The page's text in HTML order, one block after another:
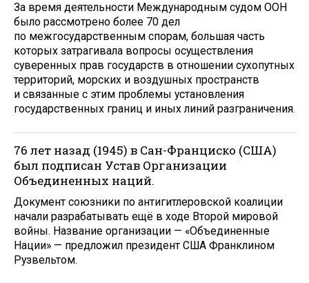
За время деятельности Международным судом ООН
было рассмотрено более 70 дел
по межгосударственным спорам, большая часть
которых затрагивала вопросы осуществления
суверенных прав государств в отношении сухопутных
территорий, морских и воздушных пространств
и связанные с этим проблемы установления
государственных границ и иных линий разграничения.
76 лет назад (1945) в Сан-Франциско (США)
был подписан Устав Организации
Объединенных наций.
Документ союзники по антигитлеровской коалиции
начали разрабатывать ещё в ходе Второй мировой
войны. Название организации — «Объединенные
Нации» — предложил президент США Франклином
Рузвельтом.